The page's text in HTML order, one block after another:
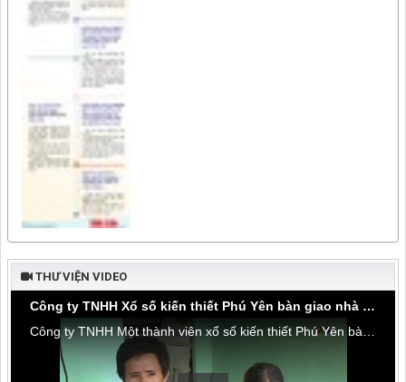
THƯ VIỆN VIDEO
Công ty TNHH Xổ số kiến thiết Phú Yên bàn giao nhà tình thương tại thôn Hòa Đa, xã An Mỹ